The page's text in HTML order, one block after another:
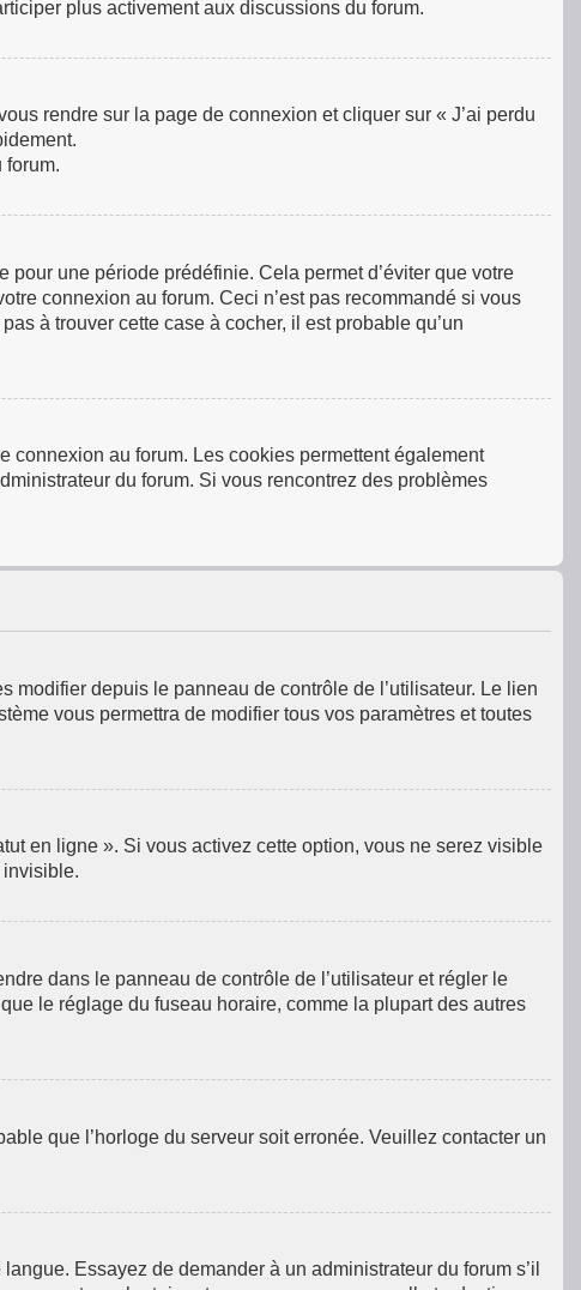
plus activement aux discussions du forum.
rendre sur la page de connexion et cliquer sur « J’ai perdu
forum.
une période prédéfinie. Cela permet d’éviter que votre
connexion au forum. Ceci n’est pas recommandé si vous
à trouver cette case à cocher, il est probable qu’un
connexion au forum. Les cookies permettent également
du forum. Si vous rencontrez des problèmes
modifier depuis le panneau de contrôle de l’utilisateur. Le lien
vous permettra de modifier tous vos paramètres et toutes
en ligne ». Si vous activez cette option, vous ne serez visible
invisible.
dans le panneau de contrôle de l’utilisateur et régler le
le réglage du fuseau horaire, comme la plupart des autres
que l’horloge du serveur soit erronée. Veuillez contacter un
Essayez de demander à un administrateur du forum s’il